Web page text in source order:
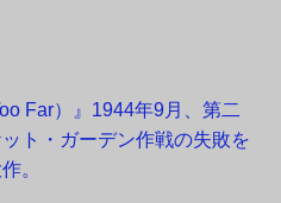
Far）』1944年9月、第二
ト・ガーデン作戦の失敗を
。